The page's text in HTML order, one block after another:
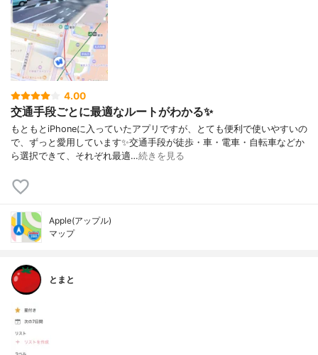
4.00
交通手段ごとに最適なルートがわかる✨
もともとiPhoneに入っていたアプリですが、とても便利で使いやすいの
で、ずっと愛用しています✨交通手段が徒歩・車・電車・自転車などか
ら選択できて、それぞれ最適…続きを見る
Apple(アップル)
マップ
とまと